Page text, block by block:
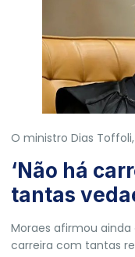
O ministro Dias Toffoli,
‘Não há
tantas
Moraes afirmou
carreira com tantas